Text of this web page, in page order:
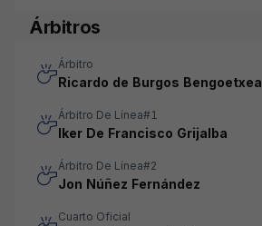
Árbitros
Árbitro
Ricardo de Burgos Bengoetxea
Árbitro De Línea#1
Iker De Francisco Grijalba
Árbitro De Línea#2
Jon Núñez Fernández
Cuarto Oficial